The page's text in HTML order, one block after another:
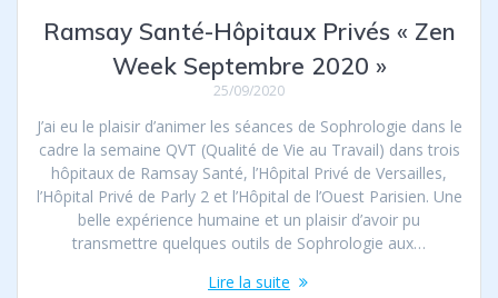
Ramsay Santé-Hôpitaux Privés « Zen
Week Septembre 2020 »
25/09/2020
J’ai eu le plaisir d’animer les séances de Sophrologie dans le
cadre la semaine QVT (Qualité de Vie au Travail) dans trois
hôpitaux de Ramsay Santé, l’Hôpital Privé de Versailles,
l’Hôpital Privé de Parly 2 et l’Hôpital de l’Ouest Parisien. Une
belle expérience humaine et un plaisir d’avoir pu
transmettre quelques outils de Sophrologie aux…
Lire la suite